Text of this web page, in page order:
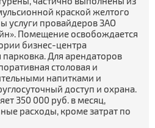
краской желтого
услуги провайдеров ЗАО
Помещение освобождается
бизнес-центра
Для арендаторов
столовая и
напитками и
доступ и охрана.
350 000 руб. в месяц,
расходы, кроме затрат по